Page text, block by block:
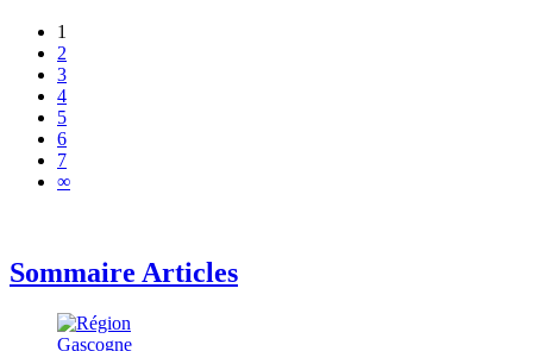
1
2
3
4
5
6
7
∞
Sommaire Articles